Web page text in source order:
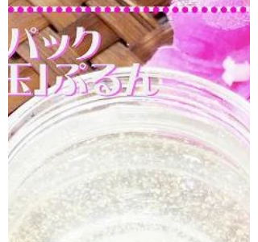
名】エリクシール 【用途】朝用乳液 Ｓ
ＰＦ５０＋・ＰＡ＋＋＋＋ 【容量・価
格】 35mL / 3,080円 (税込)...